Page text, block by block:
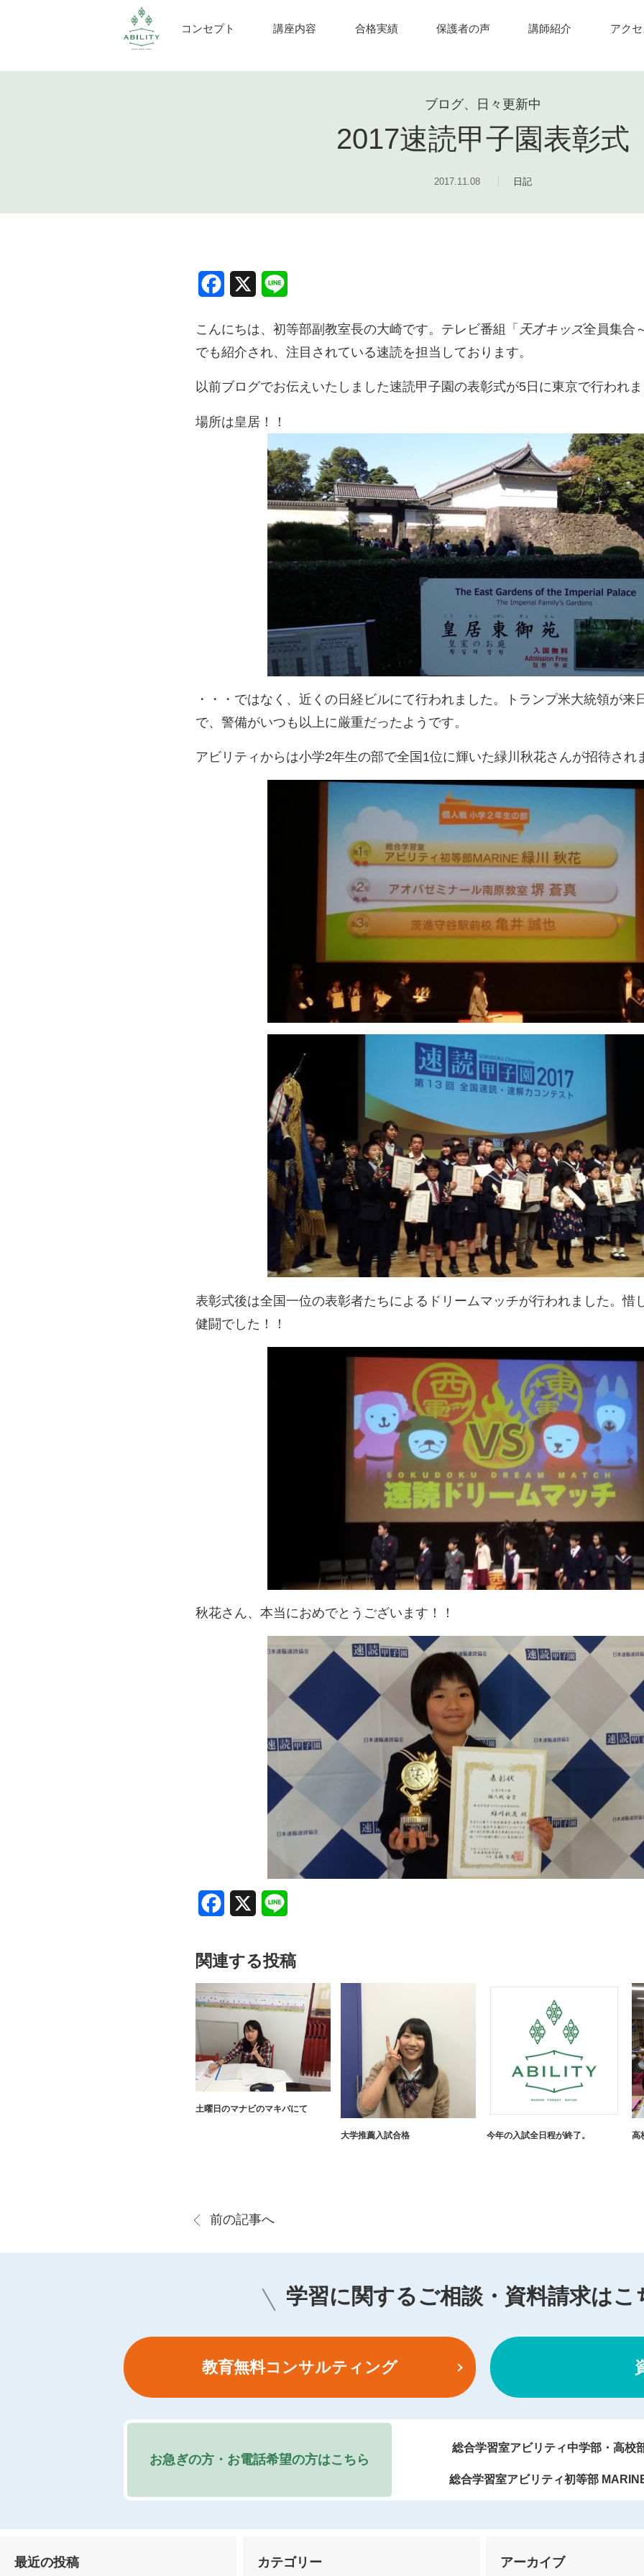
コンセプト 講座内容 合格実績 保護者の声 講師紹介 アク
ブログ、日々更新中
2017速読甲子園表彰式
2017.11.08 日記
Facebook
こんにちは、初等部副教室長の大崎です。テレビ番組「 天才キッズ全員集合
でも紹介され、注目されている速読を担当しております。
以前ブログでお伝えいたしました速読甲子園の表彰式が5日に東京で行われ
場所は皇居！！
・・・ではなく、近くの日経ビルにて行われました。トランプ米大統領が来
で、警備がいつも以上に厳重だったようです。
アビリティからは小学2年生の部で全国1位に輝いた緑川秋花さんが招待され
表彰式後は全国一位の表彰者たちによるドリームマッチが行われました。惜
健闘でした！！
秋花さん、本当におめでとうございます！！
Facebook
関連する投稿
土曜日のマナビのマキバにて
大学推薦入試合格 今年の入試全日程が終了。 高
前の記事へ
学習に関するご相談・資料請求はこ
教育無料コンサルティング
お急ぎの方・お電話希望の方はこちら
総合学習室アビリティ中学部・高校
総合学習室アビリティ初等部
最近の投稿 カテゴリー アーカイブ